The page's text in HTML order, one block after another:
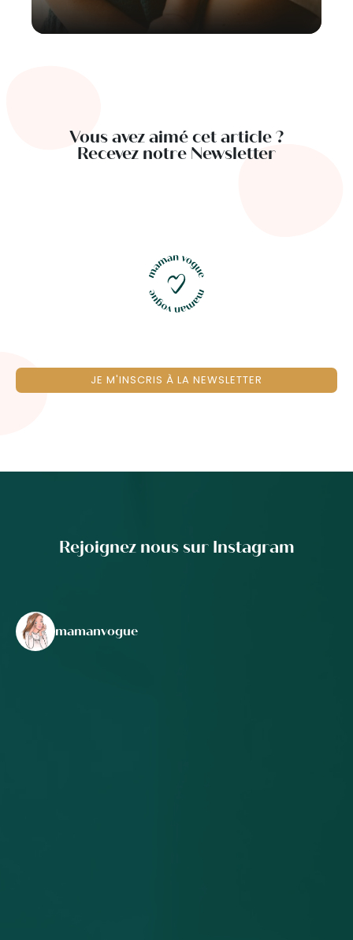
Vous avez aimé cet article ?
Recevez notre Newsletter
JE M'INSCRIS À LA NEWSLETTER
Rejoignez nous sur Instagram
mamanvogue